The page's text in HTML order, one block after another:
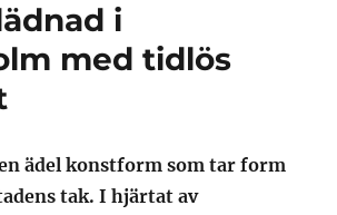
i
med tidlös
ädel konstform som tar form
tak. I hjärtat av